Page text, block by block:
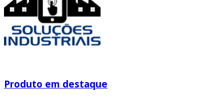
Produto em destaque